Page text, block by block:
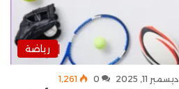
رياضة
ديسمبر 11, 2025 0 1٬261